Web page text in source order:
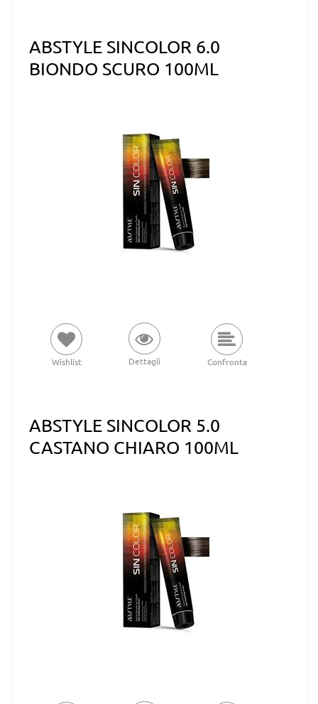
ABSTYLE SINCOLOR 6.0
BIONDO SCURO 100ML
Wishlist Dettagli Confronta
ABSTYLE SINCOLOR 5.0
CASTANO CHIARO 100ML